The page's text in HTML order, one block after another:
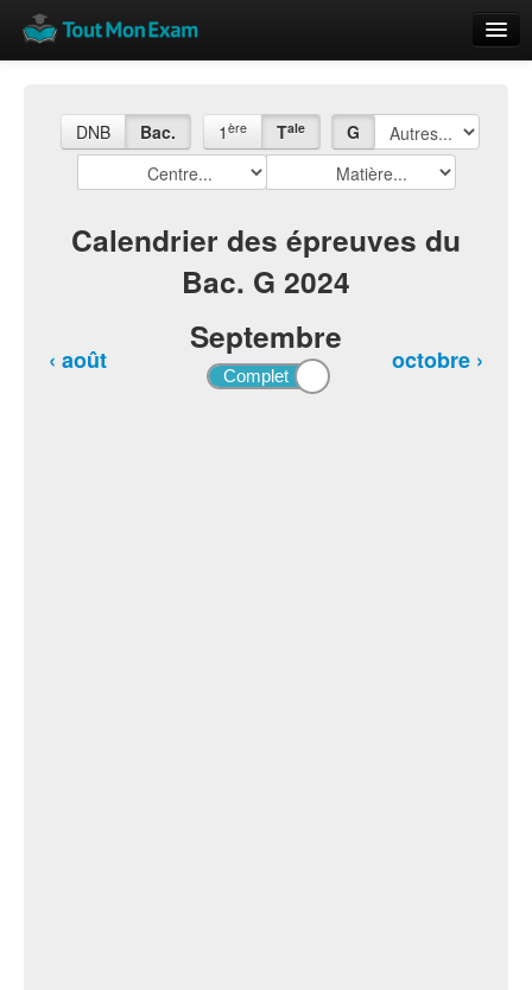
Vue globale
Rajouter
DNB Bac. 1 ère Tale G
Calendrier des épreuves du
Bac. G 2024
Septembre
‹ août octobre ›